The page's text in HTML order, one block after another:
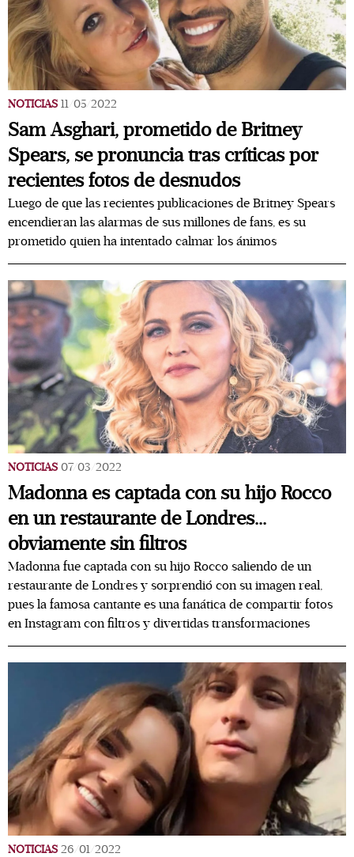
NOTICIAS 11/05/2022
Sam Asghari, prometido de Britney
Spears, se pronuncia tras críticas por
recientes fotos de desnudos
Luego de que las recientes publicaciones de Britney Spears
encendieran las alarmas de sus millones de fans, es su
prometido quien ha intentado calmar los ánimos
NOTICIAS 07/03/2022
Madonna es captada con su hijo Rocco
en un restaurante de Londres...
obviamente sin filtros
Madonna fue captada con su hijo Rocco saliendo de un
restaurante de Londres y sorprendió con su imagen real,
pues la famosa cantante es una fanática de compartir fotos
en Instagram con filtros y divertidas transformaciones
NOTICIAS 26/01/2022